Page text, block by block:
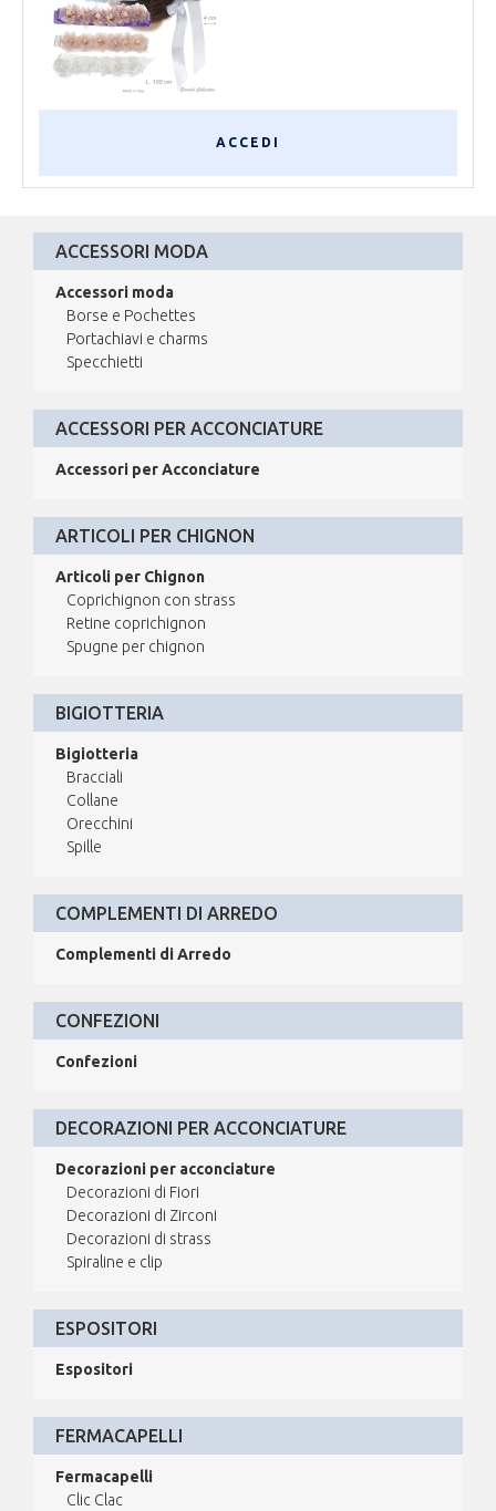
ACCEDI
ACCESSORI MODA
Accessori moda
Borse e Pochettes
Portachiavi e charms
Specchietti
ACCESSORI PER ACCONCIATURE
Accessori per Acconciature
ARTICOLI PER CHIGNON
Articoli per Chignon
Coprichignon con strass
Retine coprichignon
Spugne per chignon
BIGIOTTERIA
Bigiotteria
Bracciali
Collane
Orecchini
Spille
COMPLEMENTI DI ARREDO
Complementi di Arredo
CONFEZIONI
Confezioni
DECORAZIONI PER ACCONCIATURE
Decorazioni per acconciature
Decorazioni di Fiori
Decorazioni di Zirconi
Decorazioni di strass
Spiraline e clip
ESPOSITORI
Espositori
FERMACAPELLI
Fermacapelli
Clic Clac